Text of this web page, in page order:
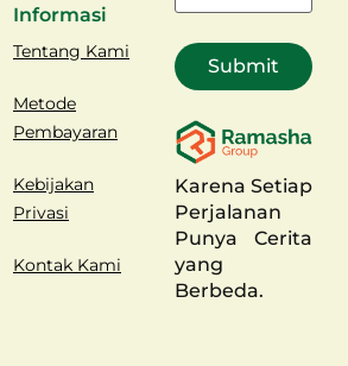
Informasi
Tentang Kami
Metode
Pembayaran
Kebijakan
Privasi
Kontak Kami
Karena Setiap
Perjalanan
Punya Cerita
yang
Berbeda.